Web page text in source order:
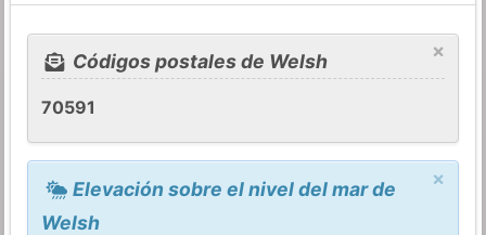
×
Códigos postales de Welsh
70591
×
Elevación sobre el nivel del mar de
Welsh